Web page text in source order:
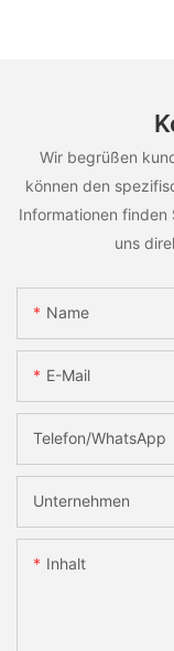
Wir begrüßen
können den
Informationen finden
uns
Name
E-Mail
Telefon/WhatsApp
Unternehmen
Inhalt